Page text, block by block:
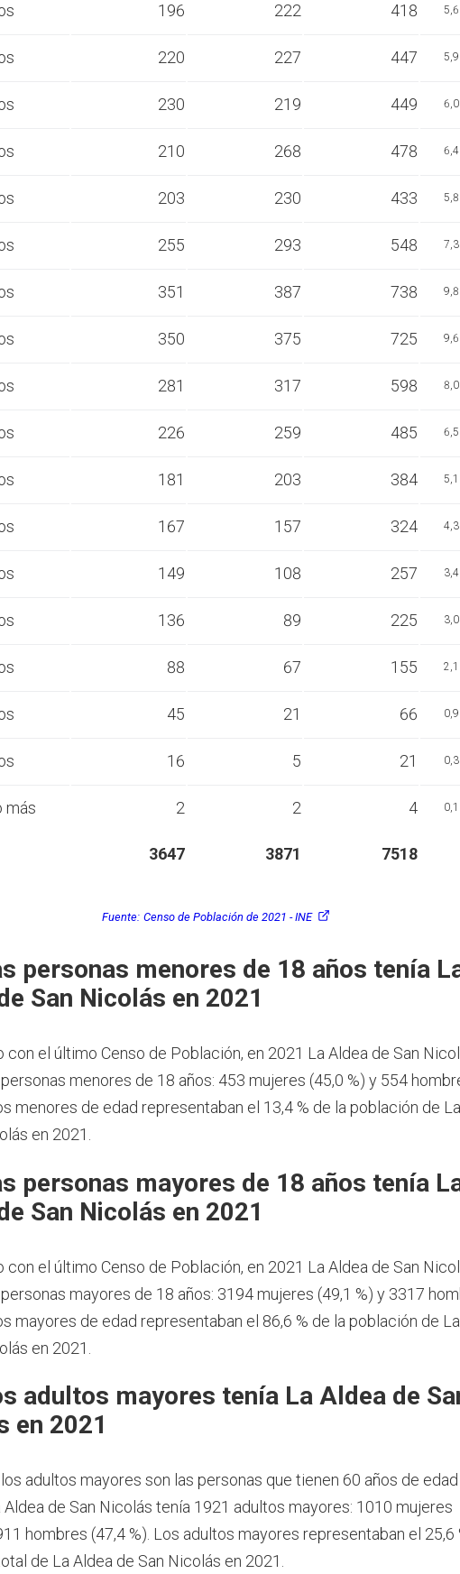
196 222 418 5,6
220 227 447 5,9
230 219 449 6,0
210 268 478 6,4
203 230 433 5,8
255 293 548 7,3
351 387 738 9,8
350 375 725 9,6
281 317 598 8,0
226 259 485 6,5
181 203 384 5,1
167 157 324 4,3
149 108 257
136 89 225
88 67 155 2,1
45 21 66
16 5 21
más 2 2 4
3647 3871 7518
Fuente: Censo de Población de 2021 - INE
personas menores de 18 años tenía
San Nicolás en 2021
con el último Censo de Población, en 2021 La Aldea de San
menores de 18 años: 453 mujeres (45,0 %) y 554
menores de edad representaban el 13,4 % de la población de
en 2021.
personas mayores de 18 años tenía
San Nicolás en 2021
con el último Censo de Población, en 2021 La Aldea de San
mayores de 18 años: 3194 mujeres (49,1 %) y 3317
mayores de edad representaban el 86,6 % de la población de
en 2021.
adultos mayores tenía La Aldea de
en 2021
los adultos mayores son las personas que tienen 60 años de
Aldea de San Nicolás tenía 1921 adultos mayores: 1010 mujeres
hombres (47,4 %). Los adultos mayores representaban el 25,6
de La Aldea de San Nicolás en 2021.